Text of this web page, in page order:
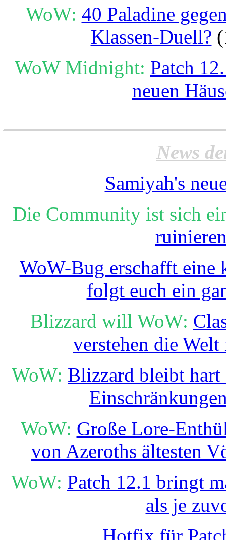
WoW: 40 Paladine
Klassen-Duell?
WoW Midnight: Patch
neuen
News
Samiyah's
Die Community ist sich
WoW-Bug erschafft
folgt euch ein
Blizzard will WoW:
verstehen die
WoW: Blizzard bleibt
WoW: Große Lore-
von Azeroths ältesten
WoW: Patch 12.1 bringt
als je
Hotfix für